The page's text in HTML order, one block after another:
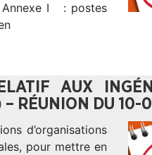
Annexe I : postes
AUX
– RÉUNION DU 10-
d’organisations
pour mettre en